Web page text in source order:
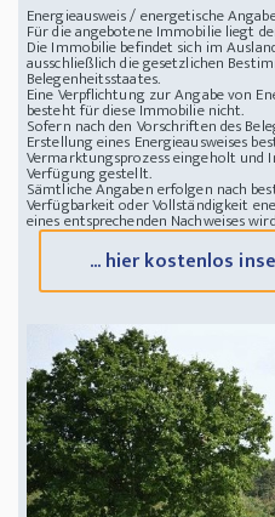
Energieausweis / energetische
Für die angebotene Immobilie liegt
Die Immobilie befindet sich im
ausschließlich die gesetzlichen
Belegenheitsstaates.
Eine Verpflichtung zur Angabe von
besteht für diese Immobilie nicht.
Sofern nach den Vorschriften des
Erstellung eines Energieausweises
Vermarktungsprozess eingeholt
Verfügung gestellt.
Sämtliche Angaben erfolgen nach
Verfügbarkeit oder Vollständigkeit
eines entsprechenden Nachweises
... hier kostenlos